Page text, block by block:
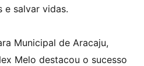
e salvar vidas.
Municipal de Aracaju,
Melo destacou o sucesso